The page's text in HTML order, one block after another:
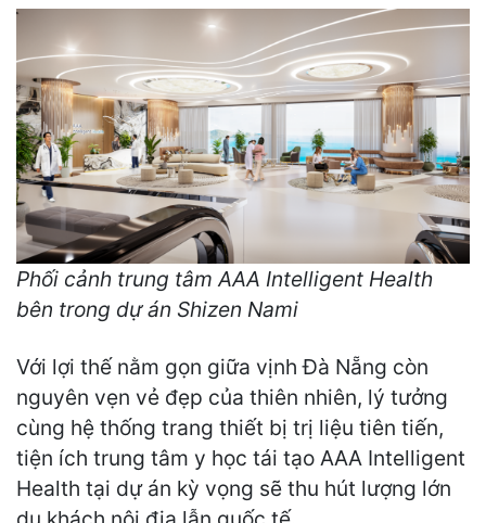
Phối cảnh trung tâm AAA Intelligent Health
bên trong dự án Shizen Nami
Với lợi thế nằm gọn giữa vịnh Đà Nẵng còn
nguyên vẹn vẻ đẹp của thiên nhiên, lý tưởng
cùng hệ thống trang thiết bị trị liệu tiên tiến,
tiện ích trung tâm y học tái tạo AAA Intelligent
Health tại dự án kỳ vọng sẽ thu hút lượng lớn